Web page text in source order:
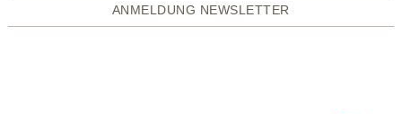
ANMELDUNG NEWSLETTER